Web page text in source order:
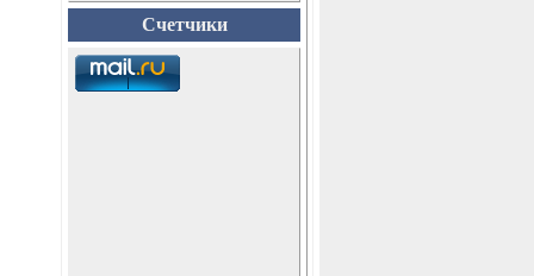
Счетчики